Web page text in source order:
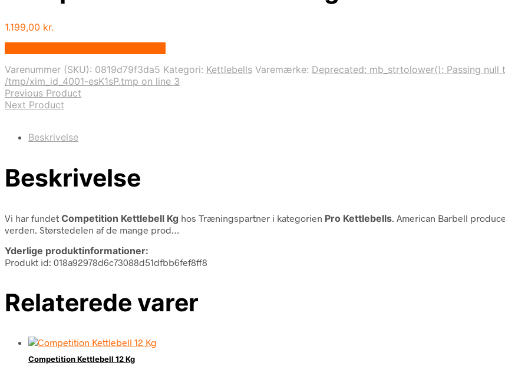
1.199,00 kr.
Varenummer (SKU): 0819d79f3da5 Kategori: Kettlebells Varemærke: Deprecated: mb_strtolower(): Passing
/tmp/xim_id_4001-esK1sP.tmp on line 3
Previous Product
Next Product
Beskrivelse
Beskrivelse
Vi har fundet Competition Kettlebell Kg hos Træningspartner i kategorien Pro Kettlebells . American Barbell
verden. Størstedelen af de mange prod…
Yderlige produktinformationer:
Produkt id: 018a92978d6c73088d51dfbb6fef8ff8
Relaterede varer
Competition Kettlebell 12 Kg